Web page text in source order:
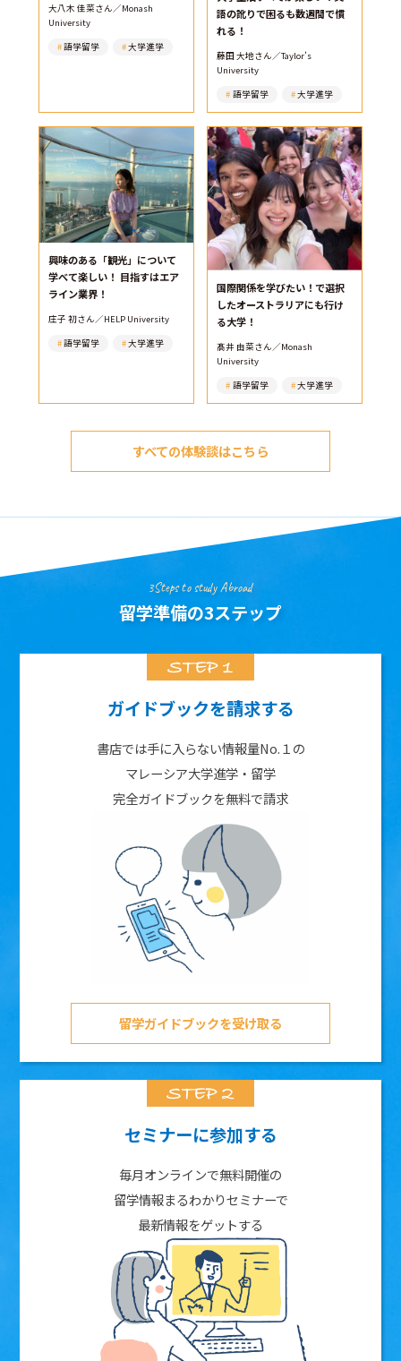
大八木 佳菜さん／Monash
University
語学留学
大学進学
語の訛りで困るも数週間で慣
れる！
藤田 大地さん／Taylor’s
University
語学留学
大学進学
興味のある「観光」について
学べて楽しい！ 目指すはエア
ライン業界！
庄子 初さん／HELP University
語学留学
大学進学
国際関係を学びたい！で選択
したオーストラリアにも行け
る大学！
髙井 由菜さん／Monash
University
語学留学
大学進学
すべての体験談はこちら
3Steps to study Abroad
留学準備の3ステップ
ガイドブックを請求する
書店では手に入らない情報量No.１の
マレーシア大学進学・留学
完全ガイドブックを無料で請求
留学ガイドブックを受け取る
セミナーに参加する
毎月オンラインで無料開催の
留学情報まるわかりセミナーで
最新情報をゲットする